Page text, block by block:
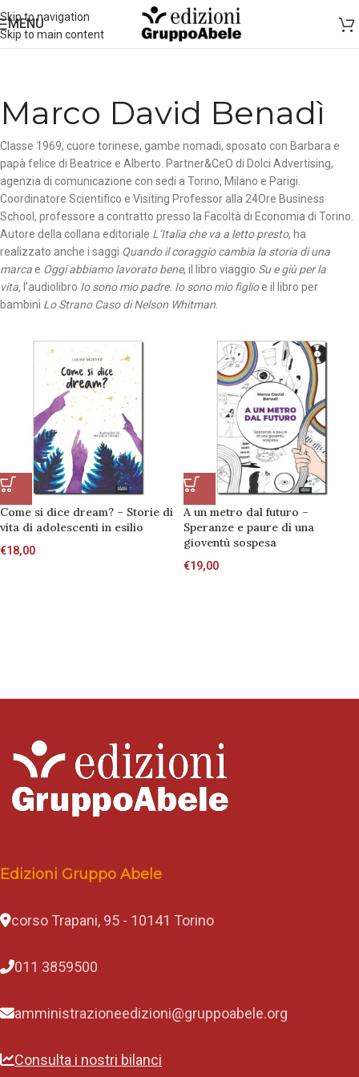
Skip to navigation
Skip to main content
MENU
Marco David Benadì
Classe 1969, cuore torinese, gambe nomadi, sposato con Barbara e
papà felice di Beatrice e Alberto. Partner&CeO di Dolci Advertising,
agenzia di comunicazione con sedi a Torino, Milano e Parigi.
Coordinatore Scientifico e Visiting Professor alla 24Ore Business
School, professore a contratto presso la Facoltà di Economia di Torino.
Autore della collana editoriale L’Italia che va a letto presto, ha
realizzato anche i saggi Quando il coraggio cambia la storia di una
marcae Oggi abbiamo lavorato bene, il libro viaggio Su e giù per la
vita, l’audiolibro Io sono mio padre. Io sono mio figlioe il libro per
bambini Lo Strano Caso di Nelson Whitman
Come si dice dream? – Storie di
vita di adolescenti in esilio
€18,00
A un metro dal futuro –
Speranze e paure di una
gioventù sospesa
€19,00
Edizioni Gruppo Abele
corso Trapani, 95 - 10141 Torino
011 3859500
amministrazioneedizioni@gruppoabele.org
Consulta i nostri bilanci